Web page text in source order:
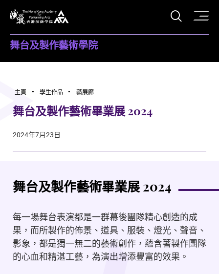
打開
舞台及製作藝術學院
主頁 學生作品 藝展廊
舞台及製作藝術畢業展 2024
2024年7月23日
舞台及製作藝術畢業展 2024
每一場舞台表演都是一群幕後團隊精心創造的成
果，而所製作的佈景、道具、服裝、燈光、聲音、
影象，都是獨一無二的藝術創作，蘊含著製作團隊
的心血和精湛工藝，為演出增添豐富的效果。